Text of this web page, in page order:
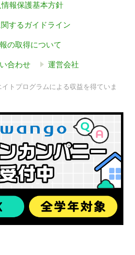
報保護基本方針
するガイドライン
の取得について
合わせ 運営会社
トプログラムによる収益を得ていま